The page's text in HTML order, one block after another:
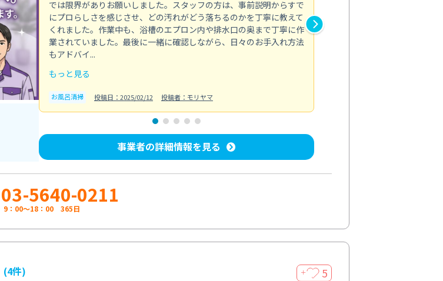
では限界がありお願いしました。スタッフの方は、事前説明からすで
にプロらしさを感じさせ、どの汚れがどう落ちるのかを丁寧に教えて
くれました。作業中も、浴槽のエプロン内や排水口の奥まで丁寧に作
業されていました。最後に一緒に確認しながら、日々のお手入れ方法
もアドバイ...
もっと見る
お風呂清掃 投稿日：2025/02/12 投稿者：モリヤマ
事業者の詳細情報を見る
03-5640-0211
9：00～18：00 365日
(4件) ＋ 5